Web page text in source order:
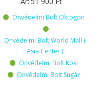
Önvédelmi Bolt Oktogon
Önvédelmi Bolt World Mall (
Asia Center )
Önvédelmi Bolt Köki
Önvédelmi Bolt Sugár